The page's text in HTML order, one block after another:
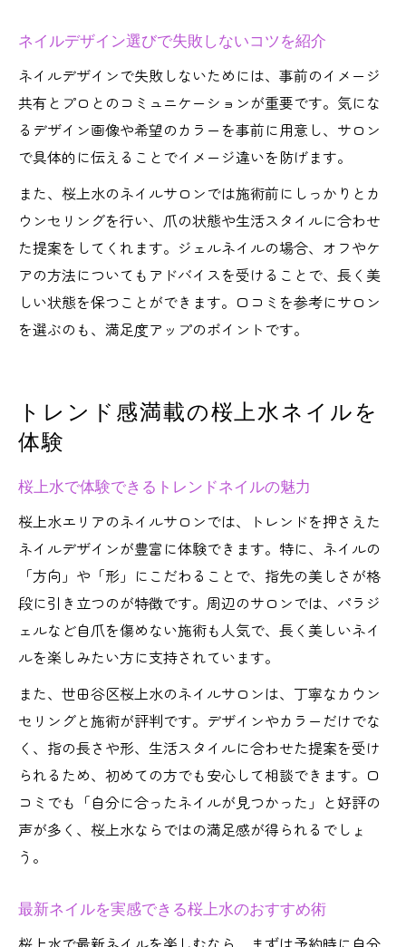
ネイルデザイン選びで失敗しないコツを紹介
ネイルデザインで失敗しないためには、事前のイメージ
共有とプロとのコミュニケーションが重要です。気にな
るデザイン画像や希望のカラーを事前に用意し、サロン
で具体的に伝えることでイメージ違いを防げます。
また、桜上水のネイルサロンでは施術前にしっかりとカ
ウンセリングを行い、爪の状態や生活スタイルに合わせ
た提案をしてくれます。ジェルネイルの場合、オフやケ
アの方法についてもアドバイスを受けることで、長く美
しい状態を保つことができます。口コミを参考にサロン
を選ぶのも、満足度アップのポイントです。
トレンド感満載の桜上水ネイルを
体験
桜上水で体験できるトレンドネイルの魅力
桜上水エリアのネイルサロンでは、トレンドを押さえた
ネイルデザインが豊富に体験できます。特に、ネイルの
「方向」や「形」にこだわることで、指先の美しさが格
段に引き立つのが特徴です。周辺のサロンでは、パラジ
ェルなど自爪を傷めない施術も人気で、長く美しいネイ
ルを楽しみたい方に支持されています。
また、世田谷区桜上水のネイルサロンは、丁寧なカウン
セリングと施術が評判です。デザインやカラーだけでな
く、指の長さや形、生活スタイルに合わせた提案を受け
られるため、初めての方でも安心して相談できます。口
コミでも「自分に合ったネイルが見つかった」と好評の
声が多く、桜上水ならではの満足感が得られるでしょ
う。
最新ネイルを実感できる桜上水のおすすめ術